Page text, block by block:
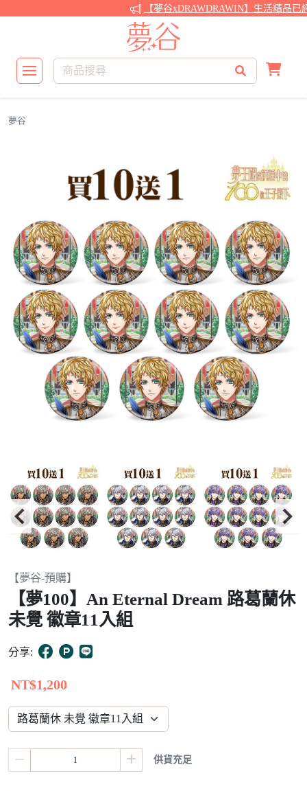
【夢谷xDRAWDRAWIN】生活精品已
夢谷
Item
of
15
【夢谷-預購】
【夢100】An Eternal Dream 路葛蘭休
未覺 徽章11入組
分享:
NT$1,200
供貨充足